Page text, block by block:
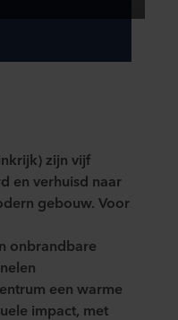
) zijn vijf
en verhuisd naar
gebouw. Voor
onbrandbare
een warme
impact, met